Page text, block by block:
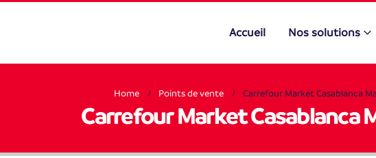
Accueil Nos solutions
Home Points de vente Carrefour Market Casablanca
Carrefour Market Casablanca